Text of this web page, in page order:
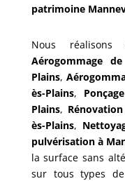
patrimoine
Nous
Aérogommage
Plains,
ès-Plains,
Plains,
ès-Plains,
pulvérisation à
la surface sans
sur tous types